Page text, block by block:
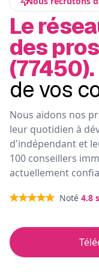
Le
des
(77450).
de vos
Nous aidons nos
leur quotidien à
d'indépendant et
100 conseillers
actuellement
Noté 4.8